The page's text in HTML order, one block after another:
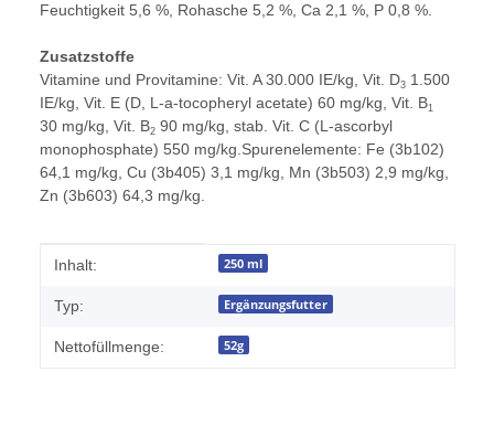
Feuchtigkeit 5,6 %, Rohasche 5,2 %, Ca 2,1 %, P 0,8 %.
Zusatzstoffe
Vitamine und Provitamine: Vit. A 30.000 IE/kg, Vit. D3 1.500
IE/kg, Vit. E (D, L-a-tocopheryl acetate) 60 mg/kg, Vit. B1
30 mg/kg, Vit. B2 90 mg/kg, stab. Vit. C (L-ascorbyl
monophosphate) 550 mg/kg.Spurenelemente: Fe (3b102)
64,1 mg/kg, Cu (3b405) 3,1 mg/kg, Mn (3b503) 2,9 mg/kg,
Zn (3b603) 64,3 mg/kg.
Produkteigenschaft
Wert
Inhalt: 250 ml
Typ: Ergänzungsfutter
Nettofüllmenge: 52g